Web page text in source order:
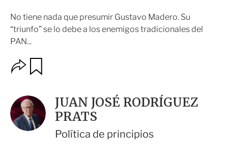
No tiene nada que presumir Gustavo Madero. Su
“triunfo” se lo debe a los enemigos tradicionales del
PAN...
O
p
o
n
e
s
a
r
JUAN JOSÉ RODRÍGUEZ
PRATS
Política de principios